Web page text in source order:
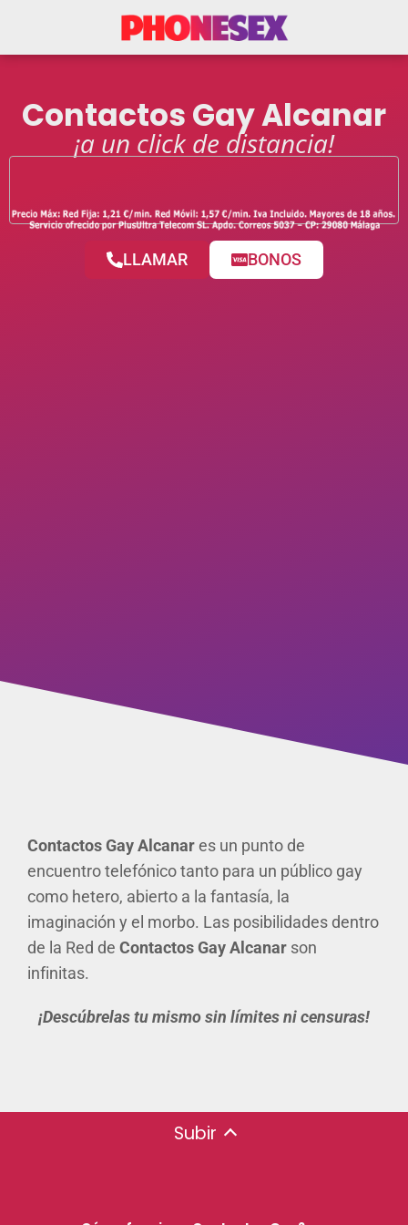
Contactos Gay Alcanar
¡a un click de distancia!
LLAMAR BONOS
Contactos Gay Alcanares un punto de
encuentro telefónico tanto para un público gay
como hetero, abierto a la fantasía, la
imaginación y el morbo. Las posibilidades dentro
de la Red de Contactos Gay Alcanar son
infinitas.
¡Descúbrelas tu mismo sin límites ni censuras!
Subir